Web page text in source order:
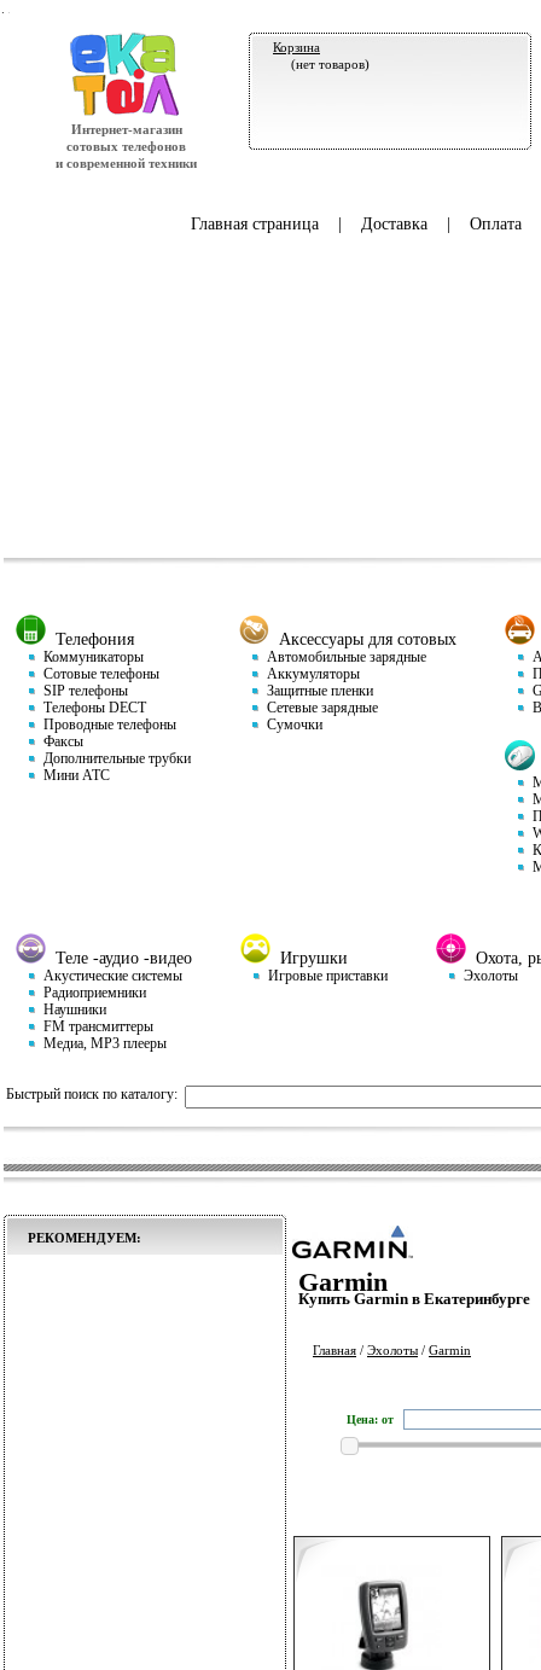
Интернет-магазин
сотовых телефонов
и современной техники
Корзина
(нет товаров)
Главная страница Доставка Оплата
Телефония
Коммуникаторы
Сотовые телефоны
SIP телефоны
Телефоны DECT
Проводные телефоны
Факсы
Дополнительные трубки
Мини АТС
Аксессуары для сотовых
Автомобильные зарядные
Аккумуляторы
Защитные пленки
Сетевые зарядные
Сумочки
Теле -аудио -видео
Акустические системы
Радиоприемники
Наушники
FM трансмиттеры
Медиа, MP3 плееры
Игрушки
Игровые приставки
Охота,
Эхолоты
Быстрый поиск по каталогу:
РЕКОМЕНДУЕМ:
Garmin
Купить Garmin в Екатеринбурге
Главная / Эхолоты / Garmin
Цена: от